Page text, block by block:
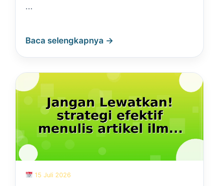
...
Baca selengkapnya →
15 Juli 2026